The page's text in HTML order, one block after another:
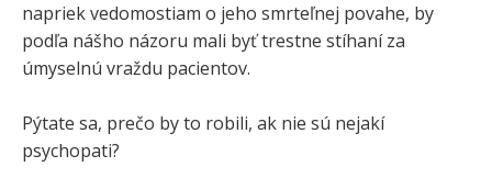
napriek vedomostiam o jeho smrteľnej povahe, by
podľa nášho názoru mali byť trestne stíhaní za
úmyselnú vraždu pacientov.
Pýtate sa, prečo by to robili, ak nie sú nejakí
psychopati?